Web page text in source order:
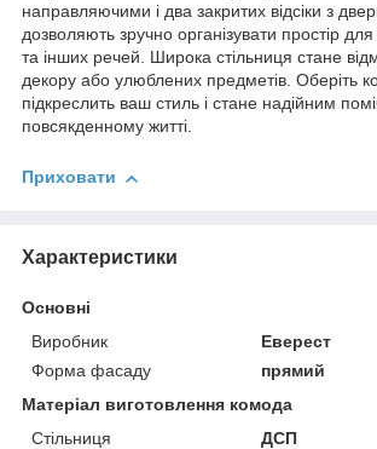
направляючими і два закритих відсіки з
дозволяють зручно організувати простір для
та інших речей. Широка стільниця стане
декору або улюблених предметів. Оберіть
підкреслить ваш стиль і стане надійним
повсякденному житті.
Приховати
Характеристики
Основні
Виробник
Еверест
Форма фасаду
прямий
Матеріал виготовлення комода
Стільниця
ДСП